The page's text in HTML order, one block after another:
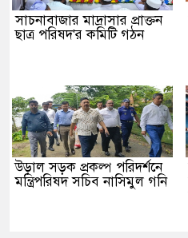
সাচনাবাজার মাদ্রাসার প্রাক্তন
ছাত্র পরিষদ'র কমিটি গঠন
উড়াল সড়ক প্রকল্প পরিদর্শনে
মন্ত্রিপরিষদ সচিব নাসিমুল গনি